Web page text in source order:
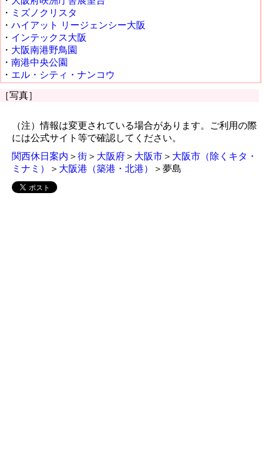
・ ミズノクリスタ
・ ハイアット リージェンシー大阪
・ インテックス大阪
・ 大阪南港野鳥園
・ 南港中央公園
・ エル・シティ・ナンコウ
［写真］
（注）情報は変更されている場合があります。ご利用の際
には公式サイト等で確認してください。
関西休日案内 ＞ 街 ＞ 大阪府 ＞ 大阪市 ＞ 大阪市（除くキタ・
ミナミ）
＞ 大阪港（築港・北港） ＞夢島